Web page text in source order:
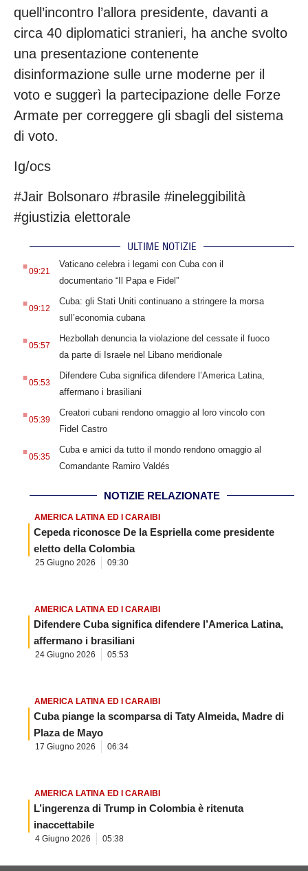
quell’incontro l’allora presidente, davanti a
circa 40 diplomatici stranieri, ha anche svolto
una presentazione contenente
disinformazione sulle urne moderne per il
voto e suggerì la partecipazione delle Forze
Armate per correggere gli sbagli del sistema
di voto.
Ig/ocs
#Jair Bolsonaro #brasile #ineleggibilità
#giustizia elettorale
ULTIME NOTIZIE
.09:21
Vaticano celebra i legami con Cuba con il
documentario “Il Papa e Fidel”
.09:12
Cuba: gli Stati Uniti continuano a stringere la morsa
sull’economia cubana
.05:57
Hezbollah denuncia la violazione del cessate il fuoco
da parte di Israele nel Libano meridionale
.05:53
Difendere Cuba significa difendere l’America Latina,
affermano i brasiliani
.05:39
Creatori cubani rendono omaggio al loro vincolo con
Fidel Castro
.05:35
Cuba e amici da tutto il mondo rendono omaggio al
Comandante Ramiro Valdés
NOTIZIE RELAZIONATE
AMERICA LATINA ED I CARAIBI
Cepeda riconosce De la Espriella come presidente
eletto della Colombia
25 Giugno 2026 09:30
AMERICA LATINA ED I CARAIBI
Difendere Cuba significa difendere l’America Latina,
affermano i brasiliani
24 Giugno 2026 05:53
AMERICA LATINA ED I CARAIBI
Cuba piange la scomparsa di Taty Almeida, Madre di
Plaza de Mayo
17 Giugno 2026 06:34
AMERICA LATINA ED I CARAIBI
L’ingerenza di Trump in Colombia è ritenuta
inaccettabile
4 Giugno 2026 05:38